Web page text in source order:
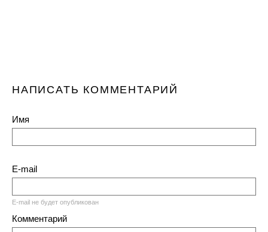
НАПИСАТЬ КОММЕНТАРИЙ
Имя
E-mail
E-mail не будет опубликован
Комментарий